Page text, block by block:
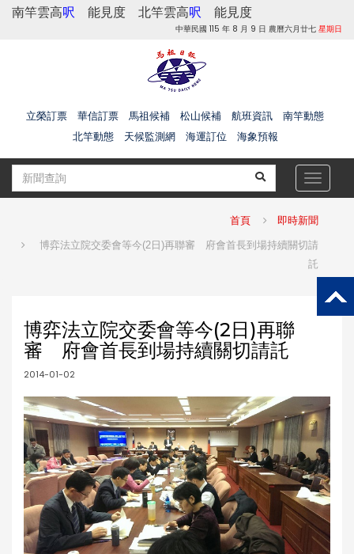
南竿雲高呎 能見度 北竿雲高呎 能見度
中華民國 115 年 8 月 9 日 農曆六月廿七 星期日
立榮訂票 華信訂票 馬祖候補 松山候補 航班資訊
南竿動態
北竿動態
天候監測網 海運訂位 海象預報
Toggle
首頁 即時新聞
博弈法立院交委會等今(2日)再聯審 府會首長到場持續關切請
託
博弈法立院交委會等今(2日)再聯
審 府會首長到場持續關切請託
2014-01-02